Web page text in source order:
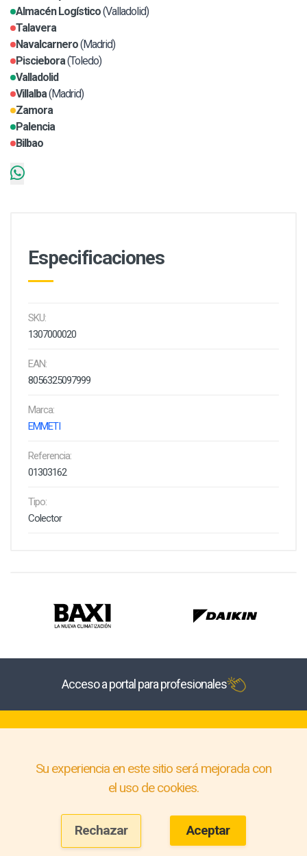
Almacén Logístico(Valladolid)
Talavera
Navalcarnero(Madrid)
Pisciebora(Toledo)
Valladolid
Villalba(Madrid)
Zamora
Palencia
Bilbao
Especificaciones
SKU:
1307000020
EAN:
8056325097999
Marca:
EMMETI
Referencia:
01303162
Tipo:
Colector
Acceso a portal para profesionales
Su experiencia en este sitio será mejorada con
el uso de cookies.
Rechazar Aceptar